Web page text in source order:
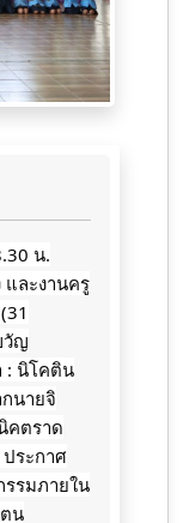
น.
ละงานครู
วัญ
: นิโคติน
นายจิ
คตราด
ระกาศ
รมภายใน
น